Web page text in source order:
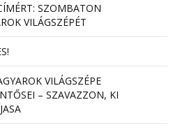
SZOMBATON
VILÁGSZÉPÉT
VILÁGSZÉPE
– SZAVAZZON, KI